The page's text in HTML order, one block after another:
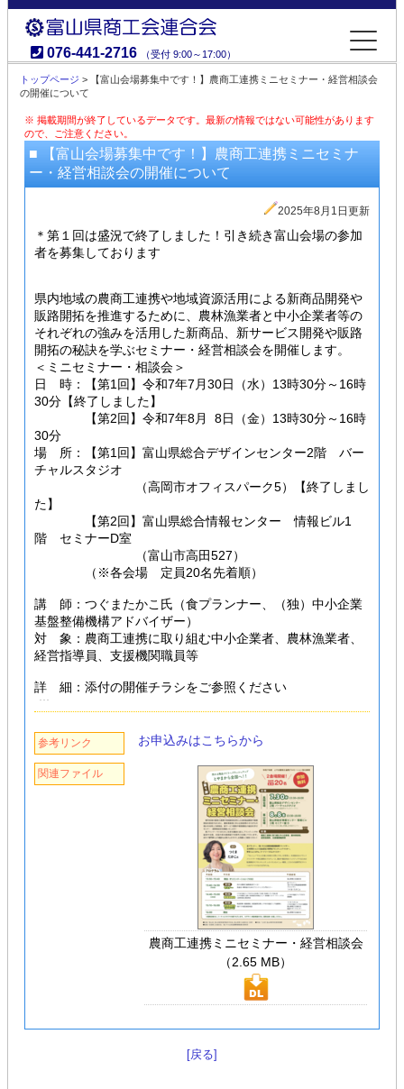
富山県商工会連合会
076-441-2716 （受付 9:00～17:00）
トップページ > 【富山会場募集中です！】農商工連携ミニセミナー・経営相談会
の開催について
※ 掲載期間が終了しているデータです。最新の情報ではない可能性があります
ので、ご注意ください。
■ 【富山会場募集中です！】農商工連携ミニセミナ
ー・経営相談会の開催について
2025年8月1日更新
＊第１回は盛況で終了しました！引き続き富山会場の参加
者を募集しております
県内地域の農商工連携や地域資源活用による新商品開発や
販路開拓を推進するために、農林漁業者と中小企業者等の
それぞれの強みを活用した新商品、新サービス開発や販路
開拓の秘訣を学ぶセミナー・経営相談会を開催します。
＜ミニセミナー・相談会＞
日 時：【第1回】令和7年7月30日（水）13時30分～16時
30分【終了しました】
【第2回】令和7年8月 8日（金）13時30分～16時
30分
場 所：【第1回】富山県総合デザインセンター2階 バー
チャルスタジオ
（高岡市オフィスパーク5）【終了しまし
た】
【第2回】富山県総合情報センター 情報ビル1
階 セミナーD室
（富山市高田527）
（※各会場 定員20名先着順）
講 師：つぐまたかこ氏（食プランナー、（独）中小企業
基盤整備機構アドバイザー）
対 象：農商工連携に取り組む中小企業者、農林漁業者、
経営指導員、支援機関職員等
詳 細：添付の開催チラシをご参照ください
参考リンク お申込みはこちらから
関連ファイル
農商工連携ミニセミナー・経営相談会
（2.65 MB）
[戻る]